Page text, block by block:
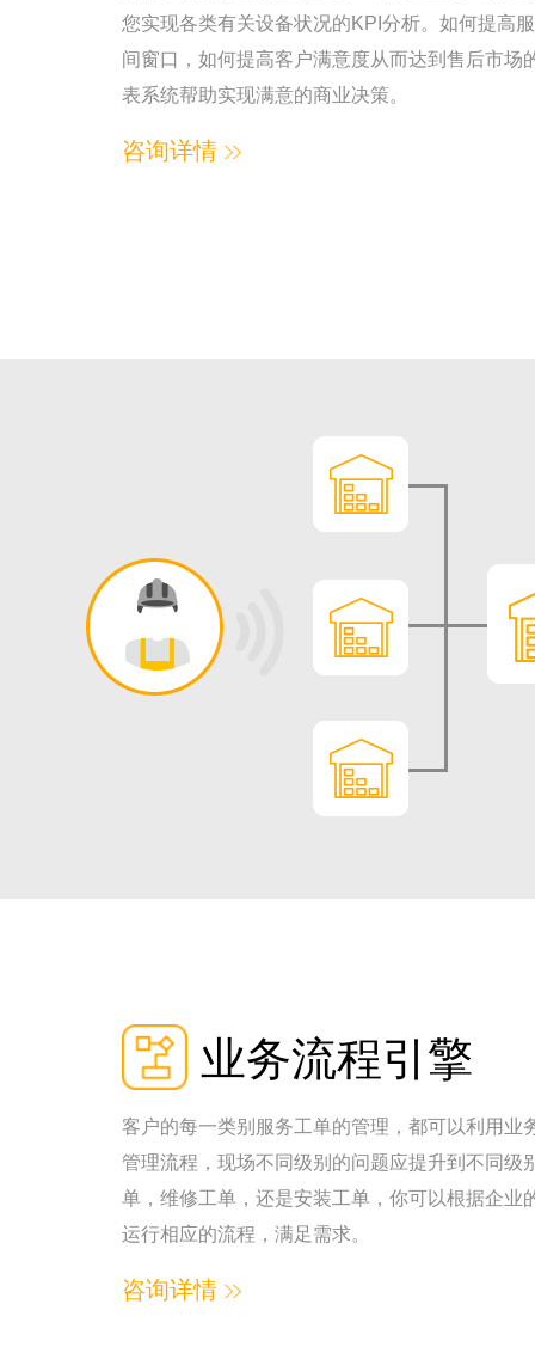
您实现各类有关设备状况的KPI分析。如何提高
间窗口，如何提高客户满意度从而达到售后市场
表系统帮助实现满意的商业决策。
咨询详情
业务流程引擎
客户的每一类别服务工单的管理，都可以利用业
管理流程，现场不同级别的问题应提升到不同级
单，维修工单，还是安装工单，你可以根据企业
运行相应的流程，满足需求。
咨询详情